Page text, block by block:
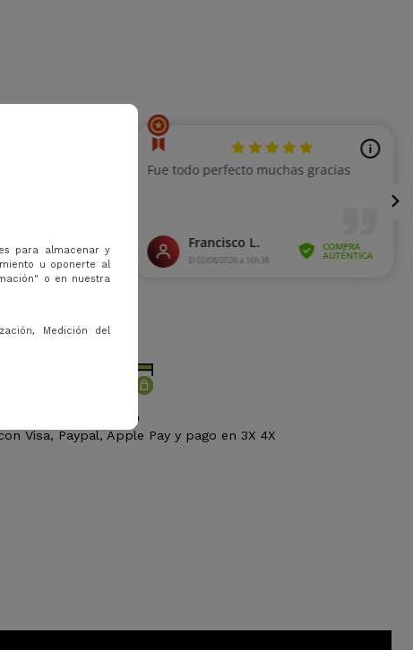
PAGO 100% SEGURO
Visa, Paypal, Apple Pay y pago en 3X 4X
para almacenar y
u oponerte al
o en nuestra
Medición del